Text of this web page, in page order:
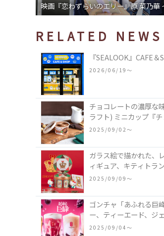
映画『恋わずらいのエリー』原 菜乃華
RELATED NEWS
『SEALOOK』CAFE
2026/06/19〜
チョコレートの濃厚な
ラフト) ミニカップ『
2025/09/02〜
ガラス絵で描かれた、
ィギュア、キティトラ
2025/09/09〜
ゴンチャ「あふれる巨
ー、ティーエード、ジ
2025/09/04〜